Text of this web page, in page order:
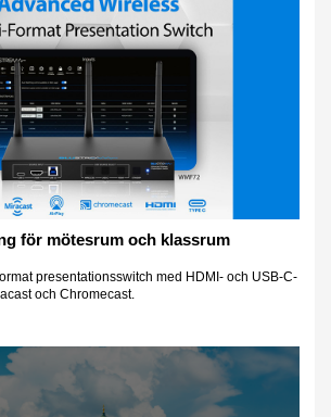
för mötesrum och klassrum
presentationsswitch med HDMI- och USB-C-
och Chromecast.